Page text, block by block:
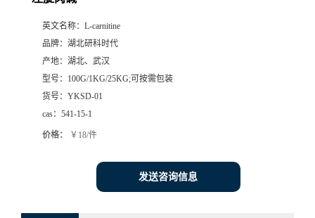
英文名称： L-carnitine
品牌： 湖北研科时代
产地： 湖北、武汉
型号： 100G/1KG/25KG;可按需包装
货号： YKSD-01
cas： 541-15-1
价格： ￥18/件
发送咨询信息